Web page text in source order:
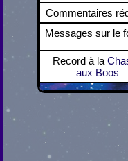
Commentaires
Messages sur le
Record à la
aux Boos